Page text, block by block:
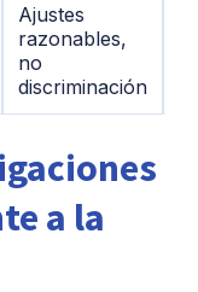
Ajustes
razonables,
no
discriminación
a la